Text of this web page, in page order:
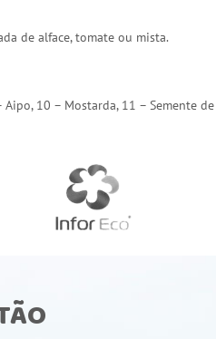
de alface, tomate ou mista.
10 – Mostarda, 11 – Semente